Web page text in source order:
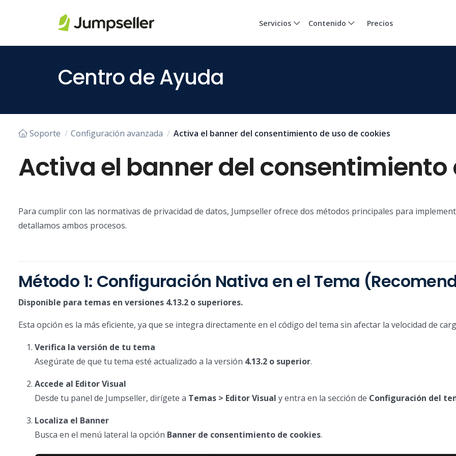
Saltar al contenido principal
Servicios Contenido Precios
Centro de Ayuda
Soporte Configuración avanzada Activa el banner del consentimiento de uso de cookies
Activa el banner del consentimiento
Para cumplir con las normativas de privacidad de datos, Jumpseller ofrece dos métodos principales para
detallamos ambos procesos.
Método 1: Configuración Nativa en el Tema
Disponible para temas en versiones 4.13.2 o superiores.
Esta opción es la más eficiente, ya que se integra directamente en el código del tema sin afectar la velocidad de
Verifica la versión de tu tema
Asegúrate de que tu tema esté actualizado a la versión 4.13.2 o superior.
Accede al Editor Visual
Desde tu panel de Jumpseller, dirígete a Temas > Editor Visual y entra en la sección de Configuración del
Localiza el Banner
Busca en el menú lateral la opción Banner de consentimiento de cookies.